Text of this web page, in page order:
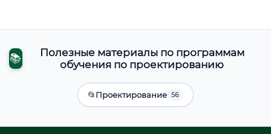
📚
Полезные материалы по программам
обучения по проектированию
📂Проектирование 56